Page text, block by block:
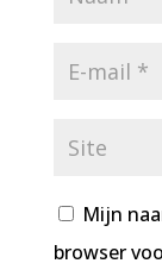
Mijn
browser